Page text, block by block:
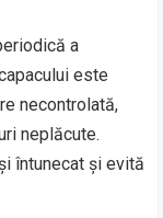
a
este
necontrolată,
neplăcute.
întunecat și evită